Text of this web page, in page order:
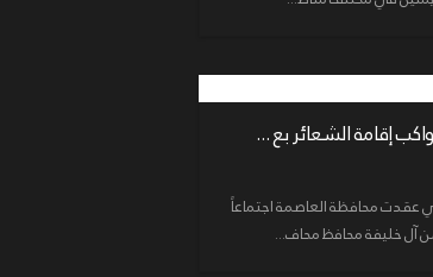
إقامة الشعائر بع ...
عقدت محافظة العاصمة اجتماعاً
آل خليفة محافظ محاف...